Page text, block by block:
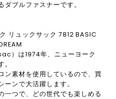
ブルファスナーです。
リュックサック 7812 BASIC
）は1974年、ニューヨーク
ン素材を使用しているので、買
ーンで大活躍します。
一つで、どの世代でも楽しめる